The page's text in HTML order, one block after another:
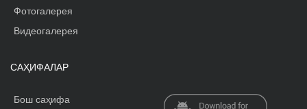
Фотогалерея
Видеогалерея
САҲИФАЛАР
Бош саҳифа